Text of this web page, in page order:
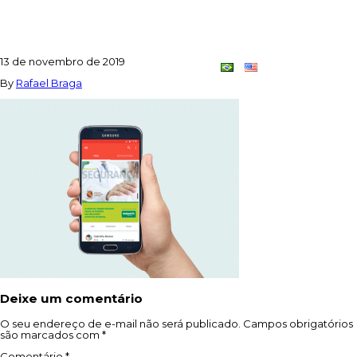
13 de novembro de 2019
By Rafael Braga
Deixe um comentário
O seu endereço de e-mail não será publicado. Campos obrigatórios
são marcados com *